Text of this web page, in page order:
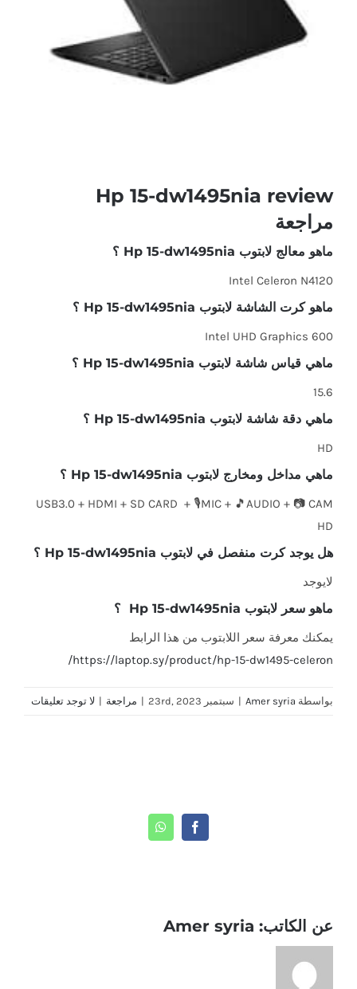
مراجعة
ماهو معالج لابتوب Hp 15-dw1495nia ؟
Intel Celeron N4120
ماهو كرت الشاشة لابتوب Hp 15-dw1495nia ؟
Intel UHD Graphics 600
ماهي قياس شاشة لابتوب Hp 15-dw1495nia ؟
15.6
ماهي دقة شاشة لابتوب Hp 15-dw1495nia ؟
HD
ماهي مداخل ومخارج لابتوب Hp 15-dw1495nia ؟
USB3.0 + HDMI + SD CARD + 🎙️MIC + 🎵AUDIO + 📷 CAM
HD
هل يوجد كرت منفصل في لابتوب Hp 15-dw1495nia ؟
لايوجد
ماهو سعر لابتوب Hp 15-dw1495nia ؟
يمكنك معرفة سعر اللابتوب من هذا الرابط
https://laptop.sy/product/hp-15-dw1495-celeron/
بواسطة Amer syria
| سبتمبر 23rd, 2023 | مراجعة | لا توجد تعليقات
Facebook
WhatsApp
عن الكاتب: Amer syria